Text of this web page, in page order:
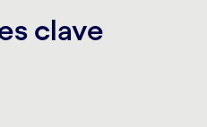
clave